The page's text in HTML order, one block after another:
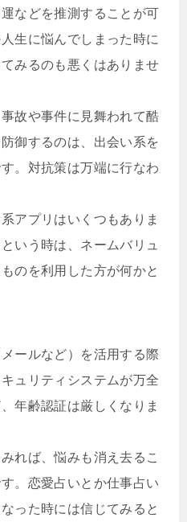
などを推測することが可
生に悩んでしまった時に
みるのも悪くはありませ
故や事件に見舞われて酷
御するのは、出会い系を
。対抗策は万端に行なわ
アプリはいくつもありま
いう時は、ネームバリュ
のを利用した方が何かと
ールなど）を活用する際
ュリティシステムが万全
年齢認証は厳しくなりま
れば、悩みも消え去るこ
。恋愛占いとか仕事占い
った時には信じてみると